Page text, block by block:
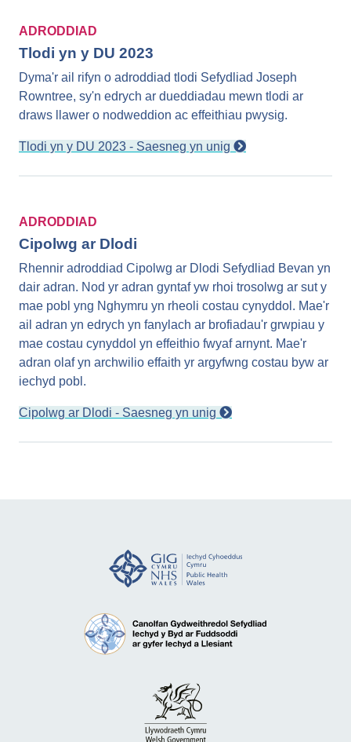
ADRODDIAD
Tlodi yn y DU 2023
Dyma'r ail rifyn o adroddiad tlodi Sefydliad Joseph
Rowntree, sy'n edrych ar dueddiadau mewn tlodi ar
draws llawer o nodweddion ac effeithiau pwysig.
Tlodi yn y DU 2023 - Saesneg yn unig
ADRODDIAD
Cipolwg ar Dlodi
Rhennir adroddiad Cipolwg ar Dlodi Sefydliad Bevan yn
dair adran. Nod yr adran gyntaf yw rhoi trosolwg ar sut y
mae pobl yng Nghymru yn rheoli costau cynyddol. Mae'r
ail adran yn edrych yn fanylach ar brofiadau'r grwpiau y
mae costau cynyddol yn effeithio fwyaf arnynt. Mae'r
adran olaf yn archwilio effaith yr argyfwng costau byw ar
iechyd pobl.
Cipolwg ar Dlodi - Saesneg yn unig